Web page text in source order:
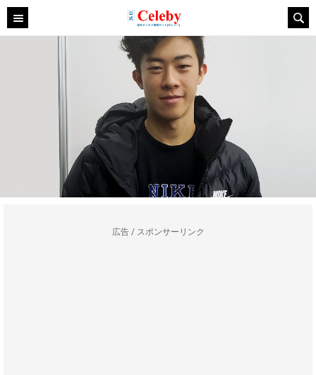
広告 / スポンサーリンク